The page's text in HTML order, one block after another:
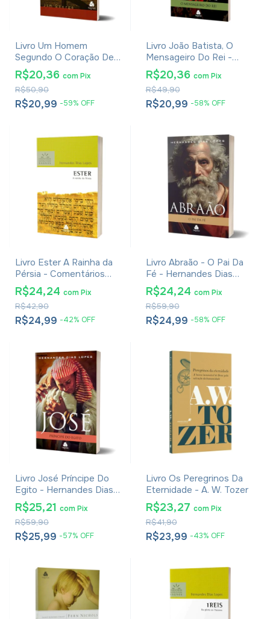
Livro Um Homem
Segundo O Coração De
Deus - Jim George
R$20,99 -59% OFF
R$50,90
R$20,36 comPix
Livro João Batista, O
Mensageiro Do Rei -
Hernandes Dias Lopes
R$20,99 -58% OFF
R$49,90
R$20,36 com Pix
Livro Ester A Rainha da
Pérsia - Comentários
Expositivos
R$24,99 -42% OFF
R$42,90
R$24,24 comPix
Livro Abraão - O Pai Da
Fé - Hernandes Dias
Lopes
R$24,99 -58% OFF
R$59,90
R$24,24 com Pix
Livro José Príncipe Do
Egito - Hernandes Dias
Lopes
R$25,99 -57% OFF
R$59,90
R$25,21 comPix
Livro Os Peregrinos Da
Eternidade - A. W. Tozer
R$23,99 -43% OFF
R$41,90
R$23,27 com Pix